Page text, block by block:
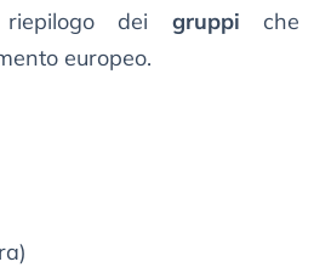
dei gruppi che
europeo.